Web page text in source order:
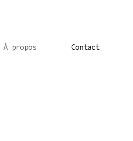
À propos Contact